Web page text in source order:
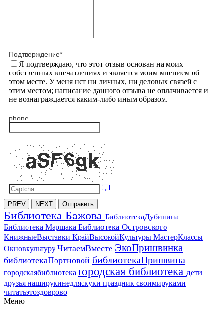
Подтверждение*
Я подтверждаю, что этот отзыв основан на моих
собственных впечатлениях и является моим мнением об
этом месте. У меня нет ни личных, ни деловых связей с
этим местом; написание данного отзыва не оплачивается и
не вознаграждается каким-либо иным образом.
phone
PREV NEXT Отправить
Библиотека Бажова БиблиотекаДубинина
Библиотека Маршака Библиотека Островского
КнижныеВыставки КрайВысокойКультуры МастерКлассы
Окновкультуру ЧитаемВместе ЭкоПришвинка
библиотекаПортновой библиотекаПришвина
городскаябиблиотека городская библиотека дети
друзья наширукинедляскуки праздник своимируками
читатьэтоздоврово
Меню